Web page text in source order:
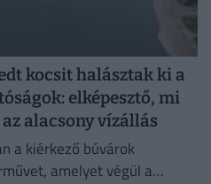
kocsit halásztak ki a
elképesztő, mi
alacsony vízállás
a kiérkező búvárok
amelyet végül a